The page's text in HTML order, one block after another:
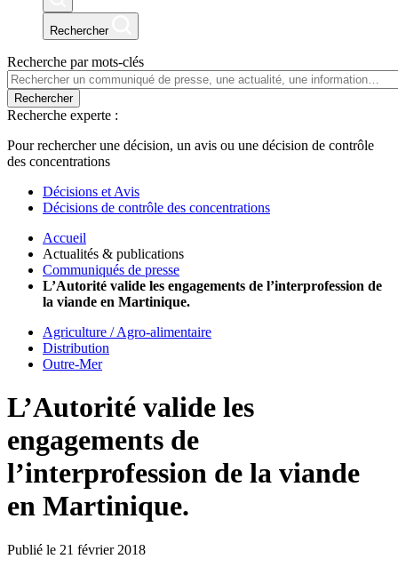
Rechercher
Recherche par mots-clés
Rechercher
Recherche experte :
Pour rechercher une décision, un avis ou une décision de contrôle
des concentrations
Décisions et Avis
Décisions de contrôle des concentrations
Accueil
Actualités & publications
Communiqués de presse
L’Autorité valide les engagements de l’interprofession de
la viande en Martinique.
Agriculture / Agro-alimentaire
Distribution
Outre-Mer
L’Autorité valide les
engagements de
l’interprofession de la viande
en Martinique.
Publié le 21 février 2018